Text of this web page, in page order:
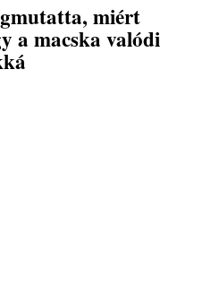
miért
a macska valódi